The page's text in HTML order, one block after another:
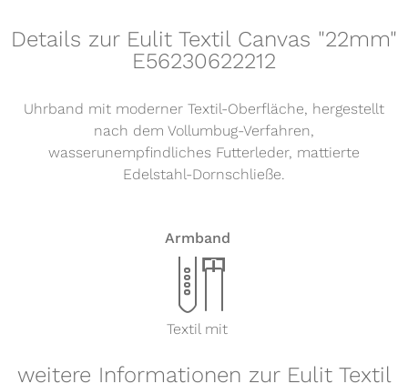
Details zur Eulit Textil Canvas "22mm"
E56230622212
Uhrband mit moderner Textil-Oberfläche, hergestellt
nach dem Vollumbug-Verfahren,
wasserunempfindliches Futterleder, mattierte
Edelstahl-Dornschließe.
Armband
x
Textil mit
weitere Informationen zur Eulit Textil